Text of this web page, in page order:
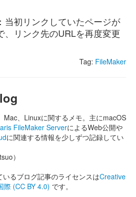
当初リンクしていたページが
、リンク先のURLを再度変更
Tag: FileMaker
Mac、Linuxに関するメモ。主にmacOS
FileMaker ServerによるWeb公開や
に関連する情報を少しずつ記録してい
）
るブログ記事のライセンスはCreative
際 (CC BY 4.0) です。